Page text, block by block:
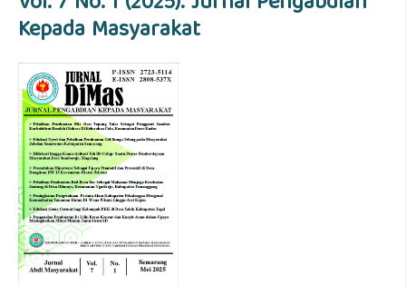
Kepada Masyarakat